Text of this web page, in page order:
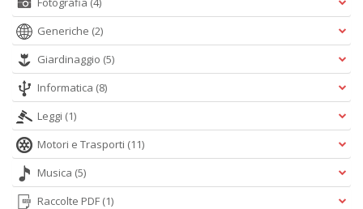
Generiche (2)
Giardinaggio (5)
Informatica (8)
Leggi (1)
Motori e Trasporti (11)
Musica (5)
Raccolte PDF (1)